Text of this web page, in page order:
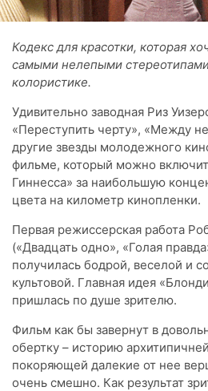
Кодекс для красотки, которая
самыми нелепыми
колористике.
Удивительно заводная Риз
«Переступить черту», «Между
другие звезды молодежного
фильме, который можно
Гиннесса» за наибольшую
цвета на километр кинопленки.
Первая режиссерская работа
(«Двадцать одно», «Голая
получилась бодрой, веселой и
культовой. Главная идея
пришлась по душе зрителю.
Фильм как бы завернут в
обертку – историю
покоряющей далекие от нее
очень смешно. Как результат